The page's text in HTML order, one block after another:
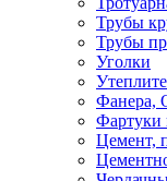
Трубы
Трубы
Уголки
Фанера,
Фартуки
Цемент,